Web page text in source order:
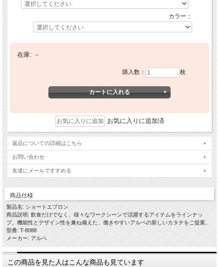
カラー：
在庫: －
購入数： 枚
お気に入りに追加済
返品についての詳細はこちら
お問い合わせ
友達にメールですすめる
商品仕様
製品名: ショートエプロン
商品説明: 飲食だけでなく、様々なワークシーンで活躍するアイテムをラインナッ
プ。機能性とデザイン性を兼ね備えた、働きやすいアルベの新しいカタチをご提案。
型番: T-8088
メーカー: アルベ
この商品を見た人はこんな商品も見ています